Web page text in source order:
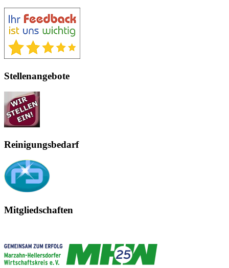
Stellenangebote
Reinigungsbedarf
Mitgliedschaften